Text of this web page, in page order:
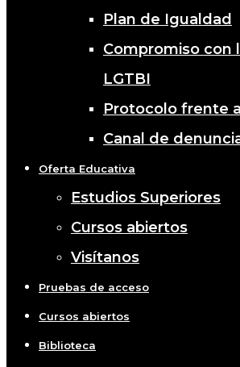
Plan de Igualdad
Compromiso con
LGTBI
Protocolo frente
Canal de
Oferta Educativa
Estudios Superiores
Cursos abiertos
Visítanos
Pruebas de acceso
Cursos abiertos
Biblioteca